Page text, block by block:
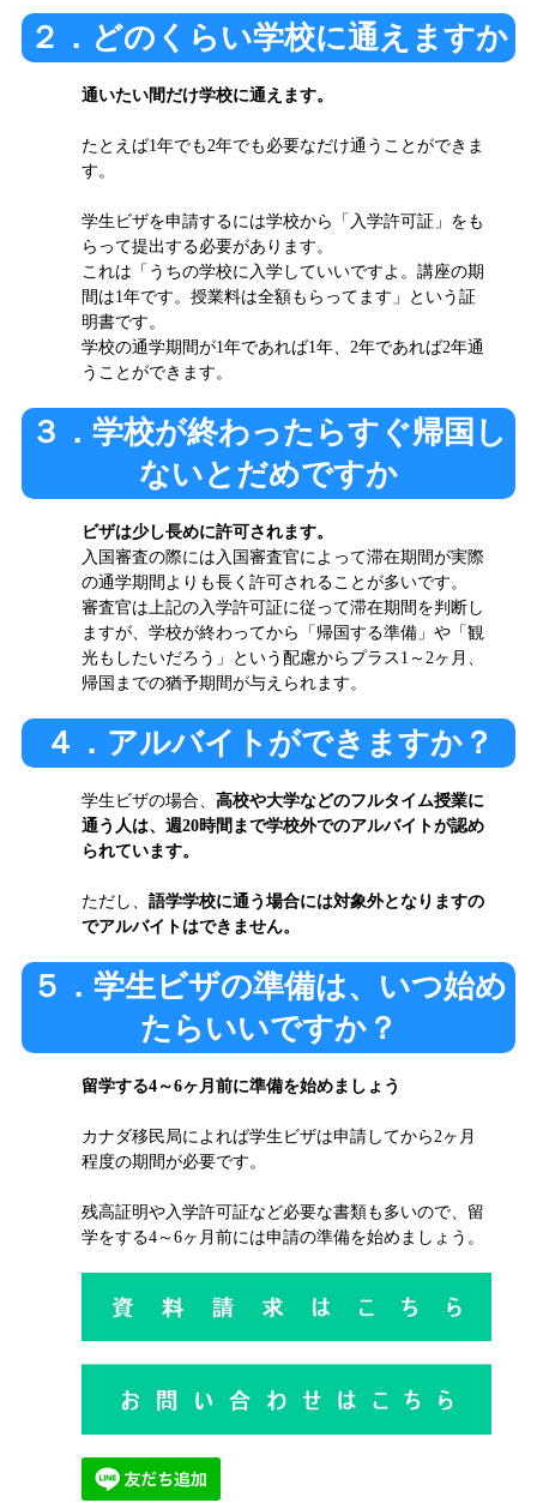
２．どのくらい学校に通えますか
通いたい間だけ学校に通えます。
たとえば1年でも2年でも必要なだけ通うことができま
す。
学生ビザを申請するには学校から「入学許可証」をも
らって提出する必要があります。
これは「うちの学校に入学していいですよ。講座の期
間は1年です。授業料は全額もらってます」という証
明書です。
学校の通学期間が1年であれば1年、2年であれば2年通
うことができます。
３．学校が終わったらすぐ帰国し
ないとだめですか
ビザは少し長めに許可されます。
入国審査の際には入国審査官によって滞在期間が実際
の通学期間よりも長く許可されることが多いです。
審査官は上記の入学許可証に従って滞在期間を判断し
ますが、学校が終わってから「帰国する準備」や「観
光もしたいだろう」という配慮からプラス1～2ヶ月、
帰国までの猶予期間が与えられます。
４．アルバイトができますか？
学生ビザの場合、 高校や大学などのフルタイム授業に
通う人は、週20時間まで学校外でのアルバイトが認め
られています。
ただし、 語学学校に通う場合には対象外となりますの
でアルバイトはできません。
５．学生ビザの準備は、いつ始め
たらいいですか？
留学する4～6ヶ月前に準備を始めましょう
カナダ移民局によれば学生ビザは申請してから2ヶ月
程度の期間が必要です。
残高証明や入学許可証など必要な書類も多いので、留
学をする4～6ヶ月前には申請の準備を始めましょう。